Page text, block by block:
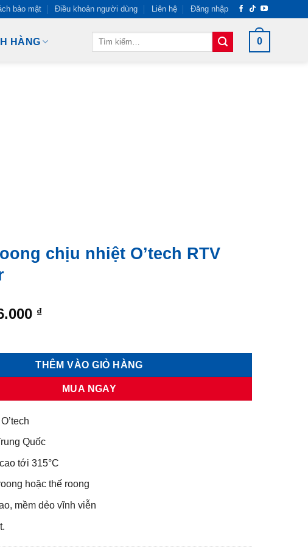
bảo mật Điều khoản người dùng Liên hệ Đăng nhập
HÀNG
Tìm
0
chịu nhiệt O’tech RTV
₫.
₫Giá
là:
26.000 ₫.
nhiệt O'tech RTV 600F 85gr số lượng
THÊM VÀO GIỎ HÀNG
MUA NGAY
Quốc
tới 315°C
hoặc thế roong
mềm dẻo vĩnh viễn